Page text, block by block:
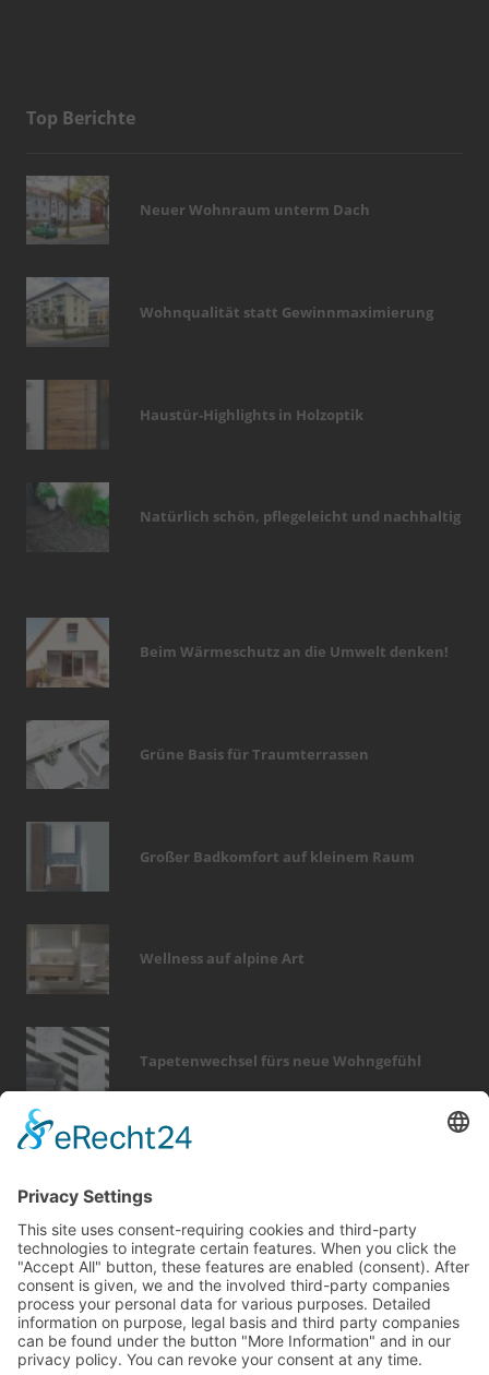
Top Berichte
Neuer Wohnraum unterm Dach
Wohnqualität statt Gewinnmaximierung
Haustür-Highlights in Holzoptik
Natürlich schön, pflegeleicht und nachhaltig
Beim Wärmeschutz an die Umwelt denken!
Grüne Basis für Traumterrassen
Großer Badkomfort auf kleinem Raum
Wellness auf alpine Art
Tapetenwechsel fürs neue Wohngefühl
entfeuchtung elektro fliesen türen
fußboden
wintergarten
immobilien holz
beratung
hausbau
dekoration förderung
finanzierung
fenster
küche dämmung sicherheit outdoor